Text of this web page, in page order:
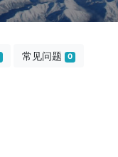
常见问题 0